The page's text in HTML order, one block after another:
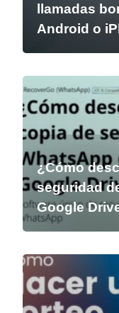
llamadas
Android o
¿Cómo
seguridad
Google